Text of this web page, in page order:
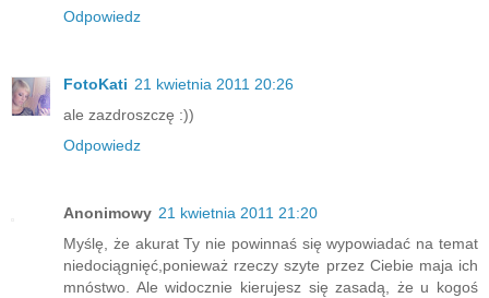
Odpowiedz
FotoKati 21 kwietnia 2011 20:26
ale zazdroszczę :))
Odpowiedz
Anonimowy 21 kwietnia 2011 21:20
Myślę, że akurat Ty nie powinnaś się wypowiadać na temat
niedociągnięć,ponieważ rzeczy szyte przez Ciebie maja ich
mnóstwo. Ale widocznie kierujesz się zasadą, że u kogoś